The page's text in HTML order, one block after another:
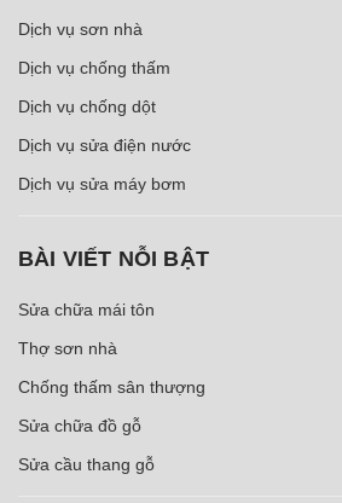
Dịch vụ sơn nhà
Dịch vụ chống thấm
Dịch vụ chống dột
Dịch vụ sửa điện nước
Dịch vụ sửa máy bơm
BÀI VIẾT NỖI BẬT
Sửa chữa mái tôn
Thợ sơn nhà
Chống thấm sân thượng
Sửa chữa đồ gỗ
Sửa cầu thang gỗ